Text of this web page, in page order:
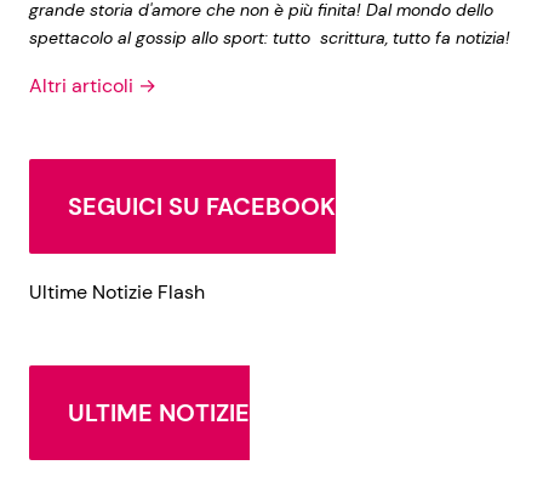
grande storia d'amore che non è più finita! Dal mondo dello
spettacolo al gossip allo sport: tutto scrittura, tutto fa notizia!
Altri articoli →
SEGUICI SU FACEBOOK
Ultime Notizie Flash
ULTIME NOTIZIE